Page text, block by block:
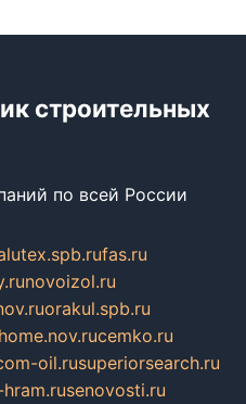
строительных
по всей России
fas.ru
novoizol.ru
orakul.spb.ru
home.nov.rucemko.ru
oil.rusuperiorsearch.ru
hram.rusenovosti.ru